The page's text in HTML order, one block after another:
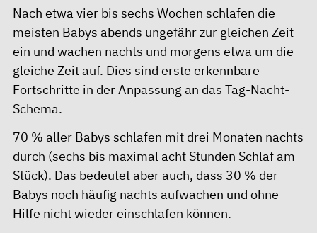
Nach etwa vier bis sechs Wochen schlafen die
meisten Babys abends ungefähr zur gleichen Zeit
ein und wachen nachts und morgens etwa um die
gleiche Zeit auf. Dies sind erste erkennbare
Fortschritte in der Anpassung an das Tag-Nacht-
Schema.
70 % aller Babys schlafen mit drei Monaten nachts
durch (sechs bis maximal acht Stunden Schlaf am
Stück). Das bedeutet aber auch, dass 30 % der
Babys noch häufig nachts aufwachen und ohne
Hilfe nicht wieder einschlafen können.